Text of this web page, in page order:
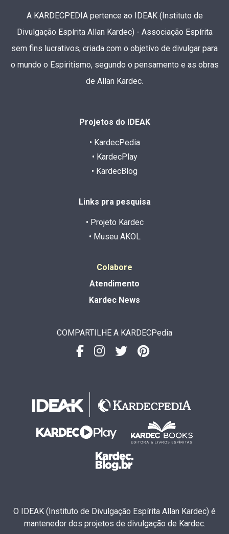
A KARDECPEDIA pertence ao IDEAK (Instituto de
Divulgação Espírita Allan Kardec) - Associação Espírita
sem fins lucrativos, criada com o objetivo de divulgar para
o mundo o Espiritismo, segundo o pensamento e as obras
de Allan Kardec.
Projetos do IDEAK
• KardecPedia
• KardecPlay
• KardecBlog
Links pra pesquisa
• Projeto Kardec
• Museu AKOL
Colabore
Atendimento
Kardec News
COMPARTILHE A KARDECPedia
O IDEAK (Instituto de Divulgação Espírita Allan Kardec) é
mantenedor dos projetos de divulgação de Kardec.